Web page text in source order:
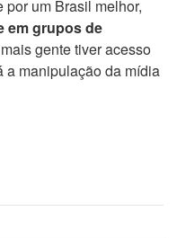
um Brasil melhor,
em grupos de
gente tiver acesso
a manipulação da mídia